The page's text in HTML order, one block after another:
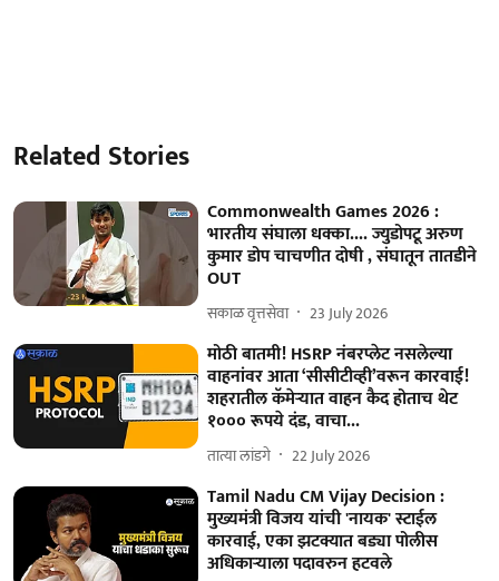
Related Stories
Commonwealth Games 2026 :
भारतीय संघाला धक्का.... ज्युडोपटू अरुण
कुमार डोप चाचणीत दोषी , संघातून तातडीने
OUT
सकाळ वृत्तसेवा 23 July 2026
मोठी बातमी! HSRP नंबरप्लेट नसलेल्या
वाहनांवर आता ‘सीसीटीव्ही’वरून कारवाई!
शहरातील कॅमेऱ्यात वाहन कैद होताच थेट
१००० रूपये दंड, वाचा...
तात्या लांडगे 22 July 2026
Tamil Nadu CM Vijay Decision :
मुख्यमंत्री विजय यांची 'नायक' स्टाईल
कारवाई, एका झटक्यात बड्या पोलीस
अधिकाऱ्याला पदावरुन हटवले